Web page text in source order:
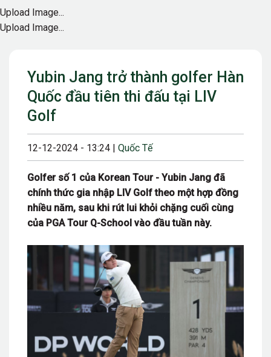
Yubin Jang trở thành golfer Hàn
Quốc đầu tiên thi đấu tại LIV
Golf
12-12-2024 - 13:24 | Quốc Tế
Golfer số 1 của Korean Tour - Yubin Jang đã
chính thức gia nhập LIV Golf theo một hợp đồng
nhiều năm, sau khi rút lui khỏi chặng cuối cùng
của PGA Tour Q-School vào đầu tuần này.
Upload Image...
Upload Image...